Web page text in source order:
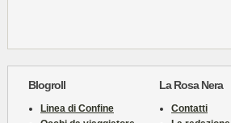
Blogroll
Linea di Confine
La Rosa Nera
Contatti